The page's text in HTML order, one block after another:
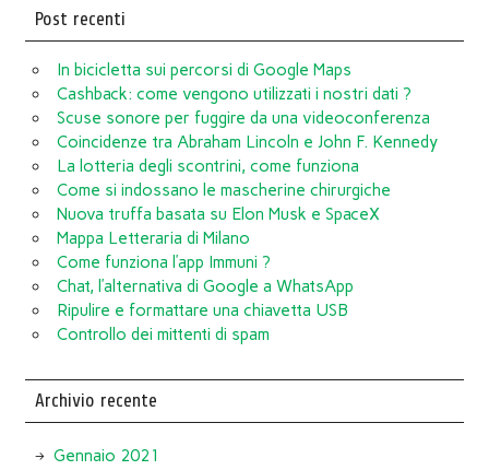
Post recenti
In bicicletta sui percorsi di Google Maps
Cashback: come vengono utilizzati i nostri dati ?
Scuse sonore per fuggire da una videoconferenza
Coincidenze tra Abraham Lincoln e John F. Kennedy
La lotteria degli scontrini, come funziona
Come si indossano le mascherine chirurgiche
Nuova truffa basata su Elon Musk e SpaceX
Mappa Letteraria di Milano
Come funziona l’app Immuni ?
Chat, l’alternativa di Google a WhatsApp
Ripulire e formattare una chiavetta USB
Controllo dei mittenti di spam
Archivio recente
Gennaio 2021